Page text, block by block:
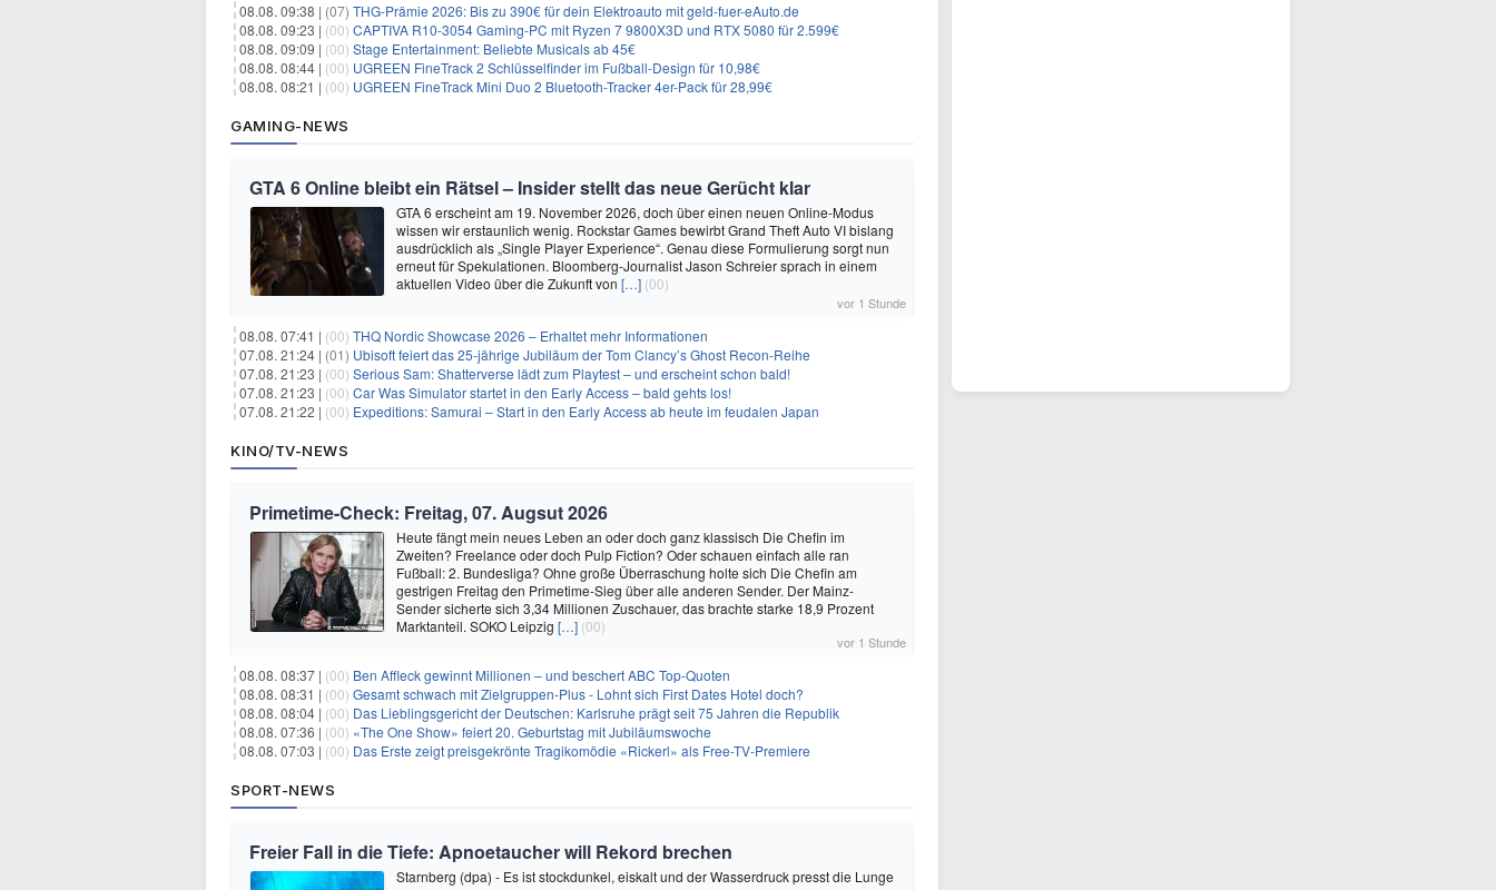
08.08. 09:38 | (07) THG-Prämie 2026: Bis zu 390€ für dein Elektroauto mit geld-fuer-eAuto.de
08.08. 09:23 | (00) CAPTIVA R10-3054 Gaming-PC mit Ryzen 7 9800X3D und RTX 5080 für 2.599€
08.08. 09:09 | (00) Stage Entertainment: Beliebte Musicals ab 45€
08.08. 08:44 | (00) UGREEN FineTrack 2 Schlüsselfinder im Fußball-Design für 10,98€
08.08. 08:21 | (00) UGREEN FineTrack Mini Duo 2 Bluetooth-Tracker 4er-Pack für 28,99€
GAMING-NEWS
GTA 6 Online bleibt ein Rätsel – Insider stellt das neue Gerücht klar
GTA 6 erscheint am 19. November 2026, doch über einen neuen Online-Modus
wissen wir erstaunlich wenig. Rockstar Games bewirbt Grand Theft Auto VI bislang
ausdrücklich als „Single Player Experience“. Genau diese Formulierung sorgt nun
erneut für Spekulationen. Bloomberg-Journalist Jason Schreier sprach in einem
aktuellen Video über die Zukunft von […] (00)
vor 1 Stunde
08.08. 07:41 | (00) THQ Nordic Showcase 2026 – Erhaltet mehr Informationen
07.08. 21:24 | (01) Ubisoft feiert das 25-jährige Jubiläum der Tom Clancy’s Ghost Recon-Reihe
07.08. 21:23 | (00) Serious Sam: Shatterverse lädt zum Playtest – und erscheint schon bald!
07.08. 21:23 | (00) Car Was Simulator startet in den Early Access – bald gehts los!
07.08. 21:22 | (00) Expeditions: Samurai – Start in den Early Access ab heute im feudalen Japan
KINO/TV-NEWS
Primetime-Check: Freitag, 07. Augsut 2026
Heute fängt mein neues Leben an oder doch ganz klassisch Die Chefin im
Zweiten? Freelance oder doch Pulp Fiction? Oder schauen einfach alle ran
Fußball: 2. Bundesliga? Ohne große Überraschung holte sich Die Chefin am
gestrigen Freitag den Primetime-Sieg über alle anderen Sender. Der Mainz-
Sender sicherte sich 3,34 Millionen Zuschauer, das brachte starke 18,9 Prozent
Marktanteil. SOKO Leipzig […] (00)
vor 1 Stunde
08.08. 08:37 | (00) Ben Affleck gewinnt Millionen – und beschert ABC Top-Quoten
08.08. 08:31 | (00) Gesamt schwach mit Zielgruppen-Plus - Lohnt sich First Dates Hotel doch?
08.08. 08:04 | (00) Das Lieblingsgericht der Deutschen: Karlsruhe prägt seit 75 Jahren die Republik
08.08. 07:36 | (00) «The One Show» feiert 20. Geburtstag mit Jubiläumswoche
08.08. 07:03 | (00) Das Erste zeigt preisgekrönte Tragikomödie «Rickerl» als Free-TV-Premiere
SPORT-NEWS
Freier Fall in die Tiefe: Apnoetaucher will Rekord brechen
Starnberg (dpa) - Es ist stockdunkel, eiskalt und der Wasserdruck presst die Lunge